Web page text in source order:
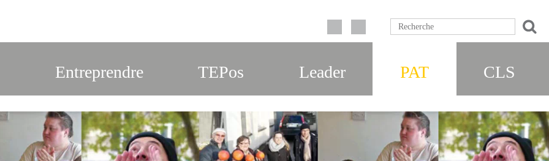
Entreprendre TEPos Leader PAT CLS